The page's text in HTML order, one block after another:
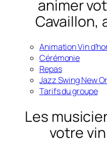
animer
Cavaillon,
Animation Vin
Cérémonie
Repas
Jazz Swing New
Tarifs du groupe
Les
votre